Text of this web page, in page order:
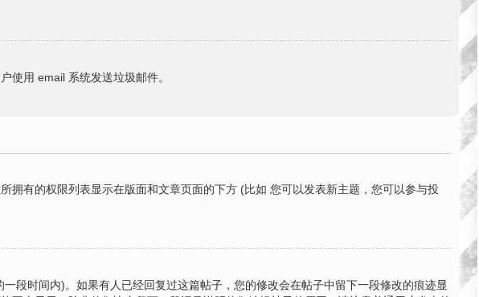
使用 email 系统发送垃圾邮件。
有的权限列表显示在版面和文章页面的下方 (比如 您可以发表新主题，您可以参与投
段时间内)。如果有人已经回复过这篇帖子，您的修改会在帖子中留下一段修改的痕迹显